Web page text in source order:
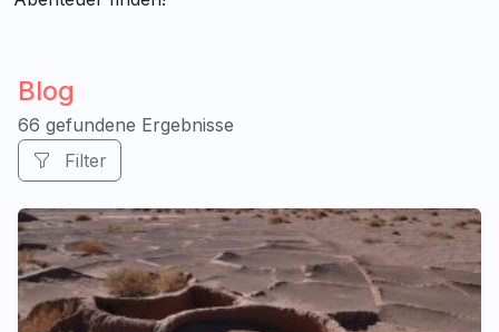
Blog
66 gefundene Ergebnisse
Filter